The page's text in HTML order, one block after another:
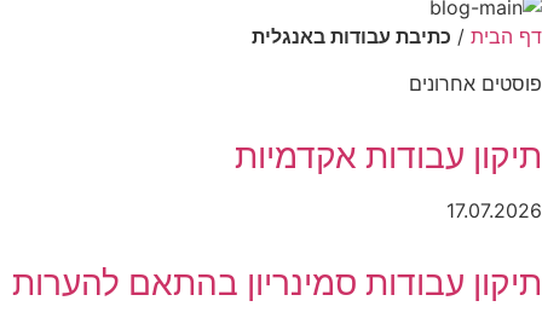
דף הבית / כתיבת עבודות באנגלית
פוסטים אחרונים
תיקון עבודות אקדמיות
17.07.2026
תיקון עבודות סמינריון בהתאם להערות